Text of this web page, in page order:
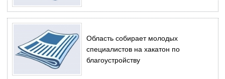
Область собирает молодых
специалистов на хакатон по
благоустройству